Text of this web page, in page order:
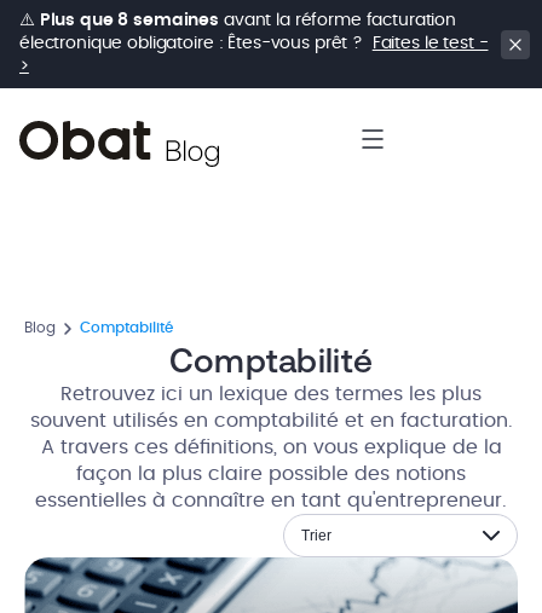
⚠️ Plus que 8 semaines avant la réforme facturation
électronique obligatoire : Êtes-vous prêt ?
Faites le test -
>
Blog Comptabilité
Comptabilité
Retrouvez ici un lexique des termes les plus
souvent utilisés en comptabilité et en facturation.
A travers ces définitions, on vous explique de la
façon la plus claire possible des notions
essentielles à connaître en tant qu'entrepreneur.
Trier